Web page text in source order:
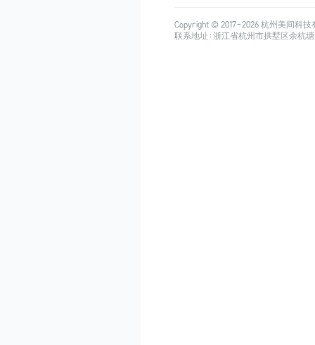
Copyright © 2017-2026杭州美间科技
联系地址：浙江省杭州市拱墅区余杭